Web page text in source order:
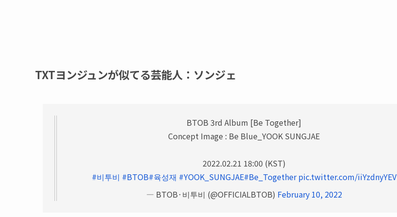
TXTヨンジュンが似てる芸能人：ソンジェ
BTOB 3rd Album [Be Together]
Concept Image : Be Blue_YOOK SUNGJAE
2022.02.21 18:00 (KST)
#비투비 #BTOB#육성재 #YOOK_SUNGJAE#Be_Together pic.twitter.com/iiYzdnyYEV
— BTOB·비투비 (@OFFICIALBTOB) February 10, 2022